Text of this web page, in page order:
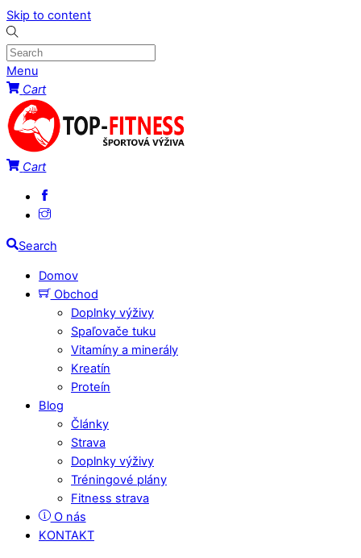
Skip to content
Menu
Cart
Cart
Search
Domov
Obchod
Doplnky výživy
Spaľovače tuku
Vitamíny a minerály
Kreatín
Proteín
Blog
Články
Strava
Doplnky výživy
Tréningové plány
Fitness strava
O nás
KONTAKT